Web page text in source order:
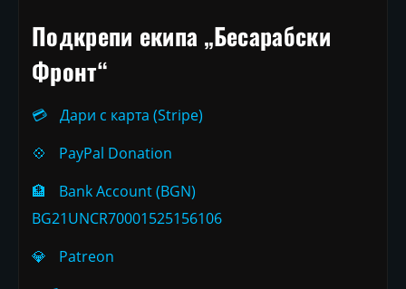
Подкрепи екипа „Бесарабски
Фронт“
💳
Дари с карта (Stripe)
💠
PayPal Donation
🏦
Bank Account (BGN)
BG21UNCR70001525156106
💎
Patreon